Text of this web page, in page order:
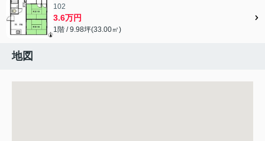
102
3.6万円
1階 / 9.98坪(33.00㎡)
地図